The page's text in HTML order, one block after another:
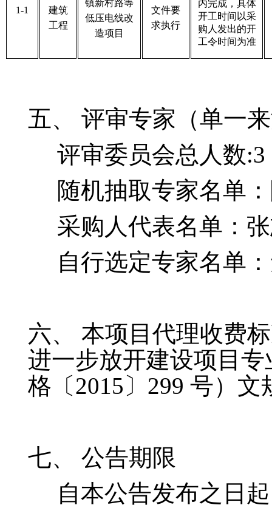
1-1
建筑
工程
镇新村路等
低压电线改
造项目
文件要
求执行
内完成，具体
开工时间以采
购人发出的开
工令时间为准
五、 评审专家（单一
评审委员会总人数:3
随机抽取专家名单
采购人代表名单：
自行选定专家名单
六、 本项目代理收费
进一步放开建设项目
格〔2015〕299 号）文
七、 公告期限
自本公告发布之日起